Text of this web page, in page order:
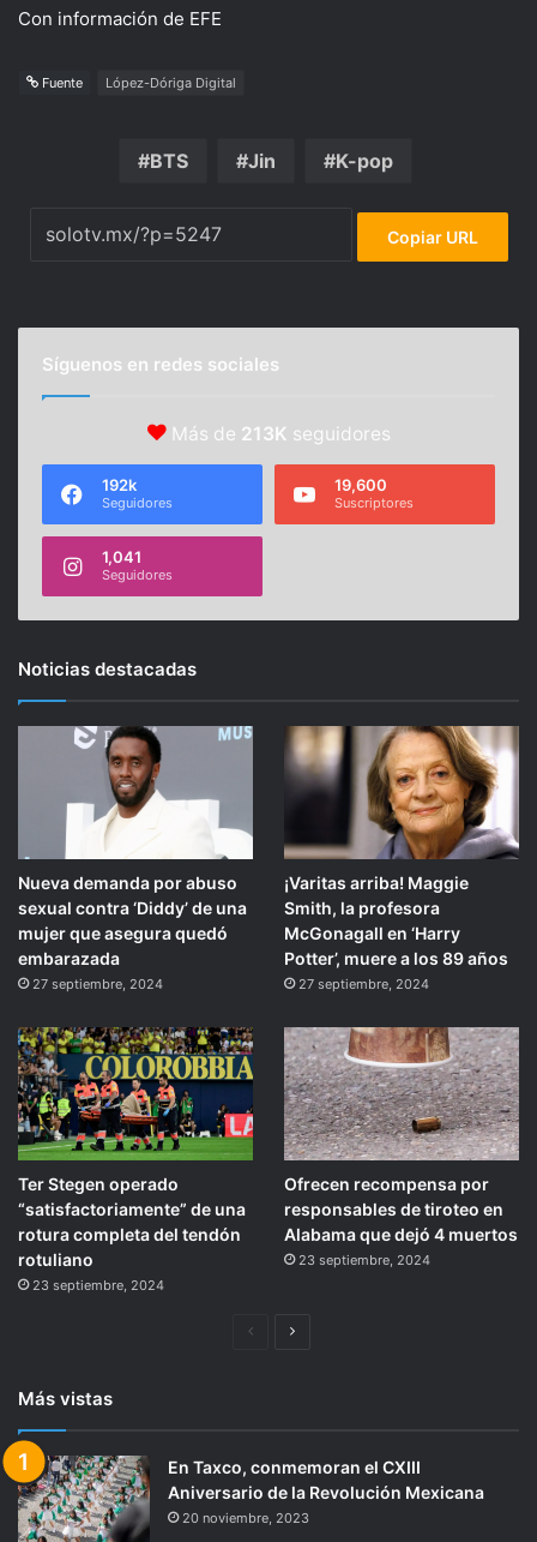
Con información de EFE
Fuente López-Dóriga Digital
BTS Jin K-pop
Copiar URL
Síguenos en redes sociales
Más de 213K seguidores
192k
Seguidores
19,600
Suscriptores
1,041
Seguidores
Noticias destacadas
Nueva demanda por abuso
sexual contra ‘Diddy’ de una
mujer que asegura quedó
embarazada
27 septiembre, 2024
¡Varitas arriba! Maggie
Smith, la profesora
McGonagall en ‘Harry
Potter’, muere a los 89 años
27 septiembre, 2024
Ter Stegen operado
“satisfactoriamente” de una
rotura completa del tendón
rotuliano
23 septiembre, 2024
Ofrecen recompensa por
responsables de tiroteo en
Alabama que dejó 4 muertos
23 septiembre, 2024
PáginaSiguiente
Más vistas
En Taxco, conmemoran el CXIII
Aniversario de la Revolución Mexicana
20 noviembre, 2023